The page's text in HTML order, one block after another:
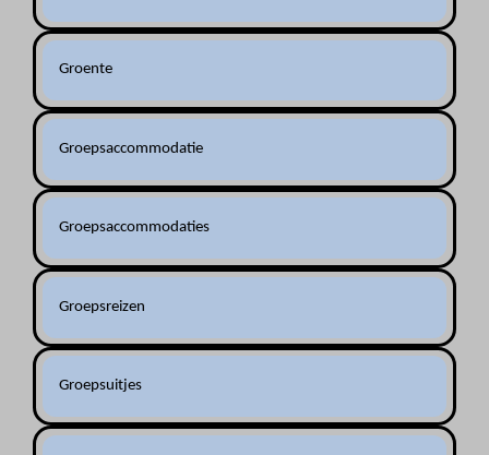
Groente
Groepsaccommodatie
Groepsaccommodaties
Groepsreizen
Groepsuitjes